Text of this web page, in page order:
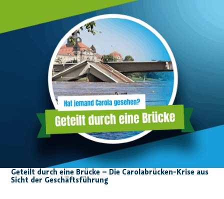
Geteilt durch eine Brücke – Die Carolabrücken-Krise aus
Sicht der Geschäftsführung